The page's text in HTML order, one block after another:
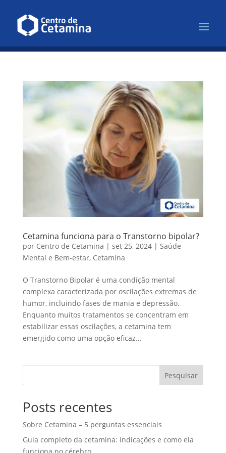
Cetamina funciona para o Transtorno bipolar?
por Centro de Cetamina | set 25, 2024| Saúde
Mental e Bem-estar, Cetamina
O Transtorno Bipolar é uma condição mental
complexa caracterizada por oscilações extremas de
humor, incluindo fases de mania e depressão.
Enquanto muitos tratamentos se concentram em
estabilizar essas oscilações, a cetamina tem
emergido como uma opção eficaz...
Pesquisar
Posts recentes
Sobre Cetamina – 5 perguntas essenciais
Guia completo da cetamina: indicações e como ela